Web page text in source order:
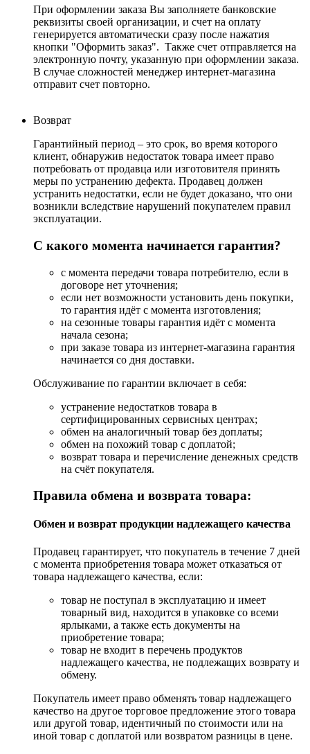
При оформлении заказа Вы заполняете банковские
реквизиты своей организации, и счет на оплату
генерируется автоматически сразу после нажатия
кнопки "Оформить заказ". Также счет отправляется на
электронную почту, указанную при оформлении заказа.
В случае сложностей менеджер интернет-магазина
отправит счет повторно.
Возврат
Гарантийный период – это срок, во время которого
клиент, обнаружив недостаток товара имеет право
потребовать от продавца или изготовителя принять
меры по устранению дефекта. Продавец должен
устранить недостатки, если не будет доказано, что они
возникли вследствие нарушений покупателем правил
эксплуатации.
С какого момента начинается гарантия?
с момента передачи товара потребителю, если в
договоре нет уточнения;
если нет возможности установить день покупки,
то гарантия идёт с момента изготовления;
на сезонные товары гарантия идёт с момента
начала сезона;
при заказе товара из интернет-магазина гарантия
начинается со дня доставки.
Обслуживание по гарантии включает в себя:
устранение недостатков товара в
сертифицированных сервисных центрах;
обмен на аналогичный товар без доплаты;
обмен на похожий товар с доплатой;
возврат товара и перечисление денежных средств
на счёт покупателя.
Правила обмена и возврата товара:
Обмен и возврат продукции надлежащего качества
Продавец гарантирует, что покупатель в течение 7 дней
с момента приобретения товара может отказаться от
товара надлежащего качества, если:
товар не поступал в эксплуатацию и имеет
товарный вид, находится в упаковке со всеми
ярлыками, а также есть документы на
приобретение товара;
товар не входит в перечень продуктов
надлежащего качества, не подлежащих возврату и
обмену.
Покупатель имеет право обменять товар надлежащего
качество на другое торговое предложение этого товара
или другой товар, идентичный по стоимости или на
иной товар с доплатой или возвратом разницы в цене.